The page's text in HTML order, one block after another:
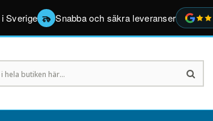
Sverige Snabba och säkra leveranser